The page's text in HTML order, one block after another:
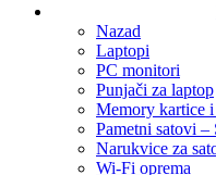
Nazad
Laptopi
PC monitori
Punjači za laptop
Memory kartice
Pametni satovi –
Narukvice za
Wi-Fi oprema